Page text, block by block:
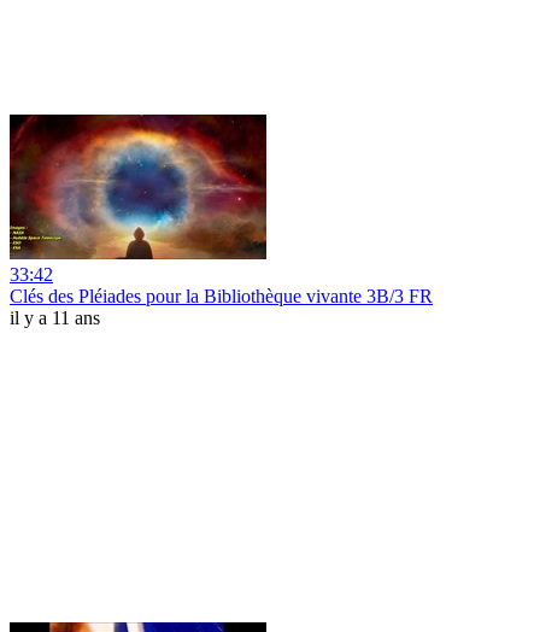
33:42
Clés des Pléiades pour la Bibliothèque vivante 3B/3 FR
il y a 11 ans